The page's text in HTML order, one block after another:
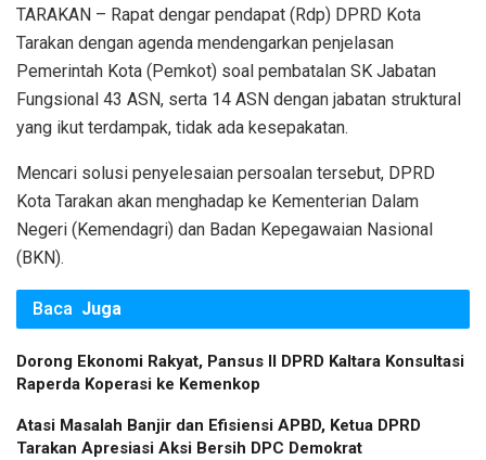
TARAKAN – Rapat dengar pendapat (Rdp) DPRD Kota
Tarakan dengan agenda mendengarkan penjelasan
Pemerintah Kota (Pemkot) soal pembatalan SK Jabatan
Fungsional 43 ASN, serta 14 ASN dengan jabatan struktural
yang ikut terdampak, tidak ada kesepakatan.
Mencari solusi penyelesaian persoalan tersebut, DPRD
Kota Tarakan akan menghadap ke Kementerian Dalam
Negeri (Kemendagri) dan Badan Kepegawaian Nasional
(BKN).
Baca Juga
Dorong Ekonomi Rakyat, Pansus II DPRD Kaltara Konsultasi
Raperda Koperasi ke Kemenkop
Atasi Masalah Banjir dan Efisiensi APBD, Ketua DPRD
Tarakan Apresiasi Aksi Bersih DPC Demokrat